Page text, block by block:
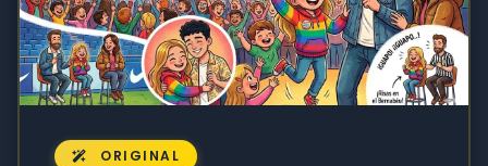
ORIGINAL